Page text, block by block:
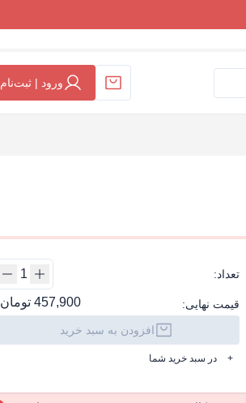
ورود | ثبت‌نام
تعداد:
قیمت نهایی: 457,900 تومانء
افزودن به سبد خرید
+ در سبد خرید شما